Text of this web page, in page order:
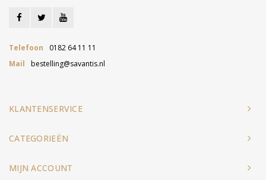
Telefoon
0182 64 11 11
Mail
bestelling@savantis.nl
KLANTENSERVICE
CATEGORIEËN
MIJN ACCOUNT